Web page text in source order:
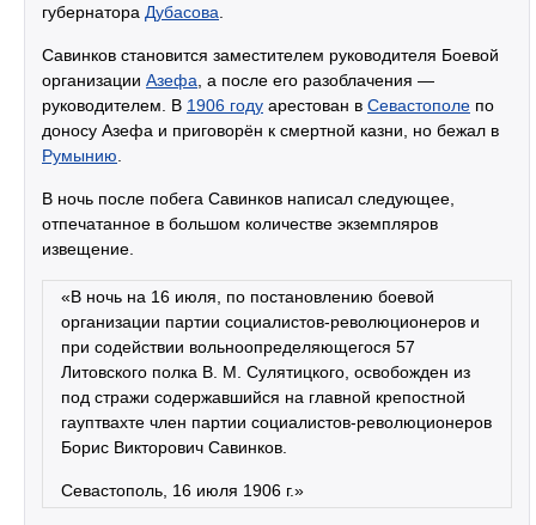
губернатора Дубасова
Савинков становится заместителем руководителя Боевой
организации Азефа , а после его разоблачения —
руководителем. В 1906 году арестован в Севастополе по
доносу Азефа и приговорён к смертной казни, но бежал в
Румынию
В ночь после побега Савинков написал следующее,
отпечатанное в большом количестве экземпляров
извещение.
«В ночь на 16 июля, по постановлению боевой
организации партии социалистов-революционеров и
при содействии вольноопределяющегося 57
Литовского полка В. М. Сулятицкого, освобожден из
под стражи содержавшийся на главной крепостной
гауптвахте член партии социалистов-революционеров
Борис Викторович Савинков.
Севастополь, 16 июля 1906 г.»